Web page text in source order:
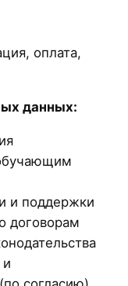
оплата,
данных:
и поддержки
договорам